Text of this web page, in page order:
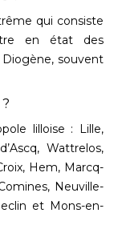
qui consiste
en état des
, souvent
lilloise : Lille,
Wattrelos,
Hem, Marcq-
Neuville-
et Mons-en-